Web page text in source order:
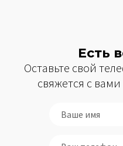
Есть
Оставьте свой
свяжется с